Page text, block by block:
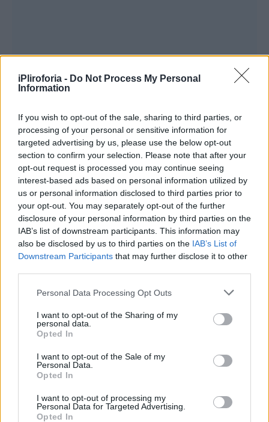
iPliroforia - Do Not Process My Personal
Information
If you wish to opt-out of the sale, sharing to third parties, or
processing of your personal or sensitive information for
targeted advertising by us, please use the below opt-out
section to confirm your selection. Please note that after your
opt-out request is processed you may continue seeing
interest-based ads based on personal information utilized by
us or personal information disclosed to third parties prior to
your opt-out. You may separately opt-out of the further
disclosure of your personal information by third parties on the
IAB’s list of downstream participants. This information may
also be disclosed by us to third parties on the IAB’s List of
Downstream Participants that may further disclose it to other
Personal Data Processing Opt Outs
I want to opt-out of the Sharing of my
personal data.
Opted In
I want to opt-out of the Sale of my
Personal Data.
Opted In
I want to opt-out of processing my
Personal Data for Targeted Advertising.
Opted In
Η ανάρτηση της Λάουρα
Νάργιες με το μωρό της